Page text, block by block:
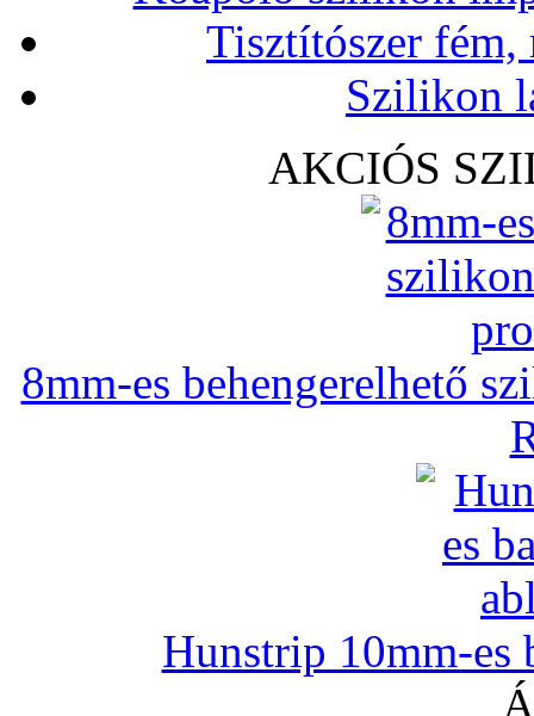
Tisztítószer
Szilikon
AKCIÓS
8mm-es behengerelhető
Hunstrip 10mm-es